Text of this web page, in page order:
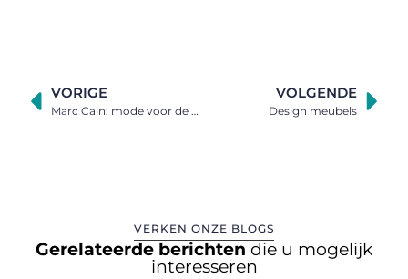
VORIGE
Marc Cain: mode voor de modewuste én zelfbewuste vrouw
VOLGENDE
Design meubels
VERKEN ONZE BLOGS
Gerelateerde berichten die u mogelijk
interesseren